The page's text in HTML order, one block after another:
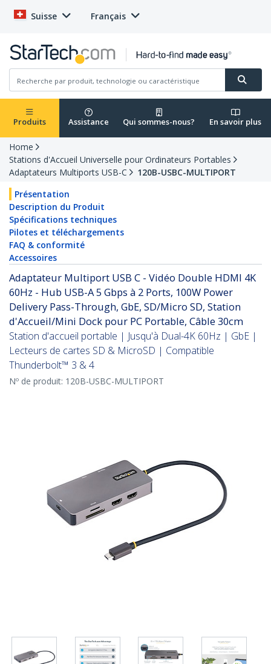
Suisse Français
Produits Assistance Qui sommes-nous? En savoir plus
Home
Stations d'Accueil Universelle pour Ordinateurs Portables
Adaptateurs Multiports USB-C
120B-USBC-MULTIPORT
Présentation
Description du Produit
Spécifications techniques
Pilotes et téléchargements
FAQ & conformité
Accessoires
Adaptateur Multiport USB C - Vidéo Double HDMI 4K
60Hz - Hub USB-A 5 Gbps à 2 Ports, 100W Power
Delivery Pass-Through, GbE, SD/Micro SD, Station
d'Accueil/Mini Dock pour PC Portable, Câble 30cm
Station d'accueil portable | Jusqu'à Dual-4K 60Hz | GbE |
Lecteurs de cartes SD & MicroSD | Compatible
Thunderbolt™ 3 & 4
Nº de produit: 120B-USBC-MULTIPORT